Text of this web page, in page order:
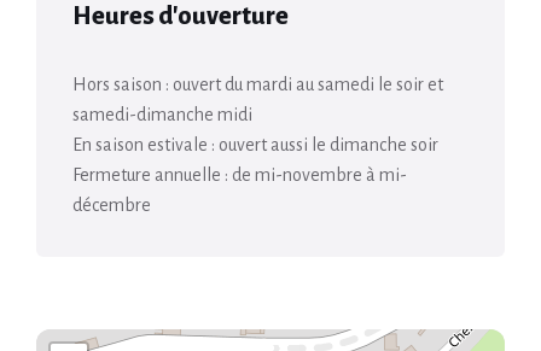
Heures d'ouverture
Hors saison : ouvert du mardi au samedi le soir et
samedi-dimanche midi
En saison estivale : ouvert aussi le dimanche soir
Fermeture annuelle : de mi-novembre à mi-
décembre